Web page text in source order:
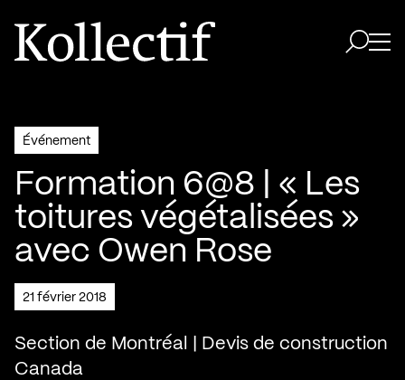
Aller à la page d'accueil
Logo Kollectif
Événement
Formation 6@8 | « Les
toitures végétalisées »
avec Owen Rose
21 février 2018
Section de Montréal | Devis de construction
Canada